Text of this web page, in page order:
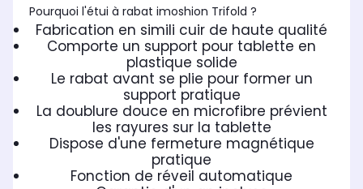
Pourquoi l'étui à rabat imoshion Trifold ?
Fabrication en simili cuir de haute qualité
Comporte un support pour tablette en
plastique solide
Le rabat avant se plie pour former un
support pratique
La doublure douce en microfibre prévient
les rayures sur la tablette
Dispose d'une fermeture magnétique
pratique
Fonction de réveil automatique